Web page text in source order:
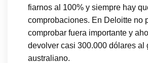
fiarnos al 100% y siempre hay
comprobaciones. En Deloitte no
comprobar fuera importante y
devolver casi 300.000 dólares al
australiano.